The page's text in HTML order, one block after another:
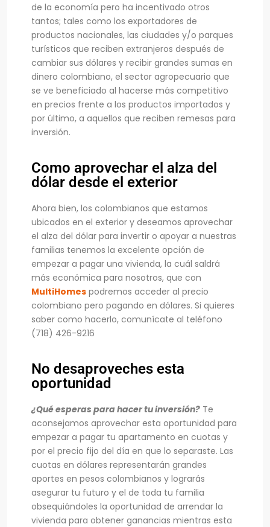
de la economía pero ha incentivado otros
tantos; tales como los exportadores de
productos nacionales, las ciudades y/o parques
turísticos que reciben extranjeros después de
cambiar sus dólares y recibir grandes sumas en
dinero colombiano, el sector agropecuario que
se ve beneficiado al hacerse más competitivo
en precios frente a los productos importados y
por último, a aquellos que reciben remesas para
inversión.
Como aprovechar el alza del
dólar desde el exterior
Ahora bien, los colombianos que estamos
ubicados en el exterior y deseamos aprovechar
el alza del dólar para invertir o apoyar a nuestras
familias tenemos la excelente opción de
empezar a pagar una vivienda, la cuál saldrá
más económica para nosotros, que con
MultiHomes podremos acceder al precio
colombiano pero pagando en dólares. Si quieres
saber como hacerlo, comunícate al teléfono
(718) 426-9216
No desaproveches esta
oportunidad
¿Qué esperas para hacer tu inversión? Te
aconsejamos aprovechar esta oportunidad para
empezar a pagar tu apartamento en cuotas y
por el precio fijo del día en que lo separaste. Las
cuotas en dólares representarán grandes
aportes en pesos colombianos y lograrás
asegurar tu futuro y el de toda tu familia
obsequiándoles la oportunidad de arrendar la
vivienda para obtener ganancias mientras esta